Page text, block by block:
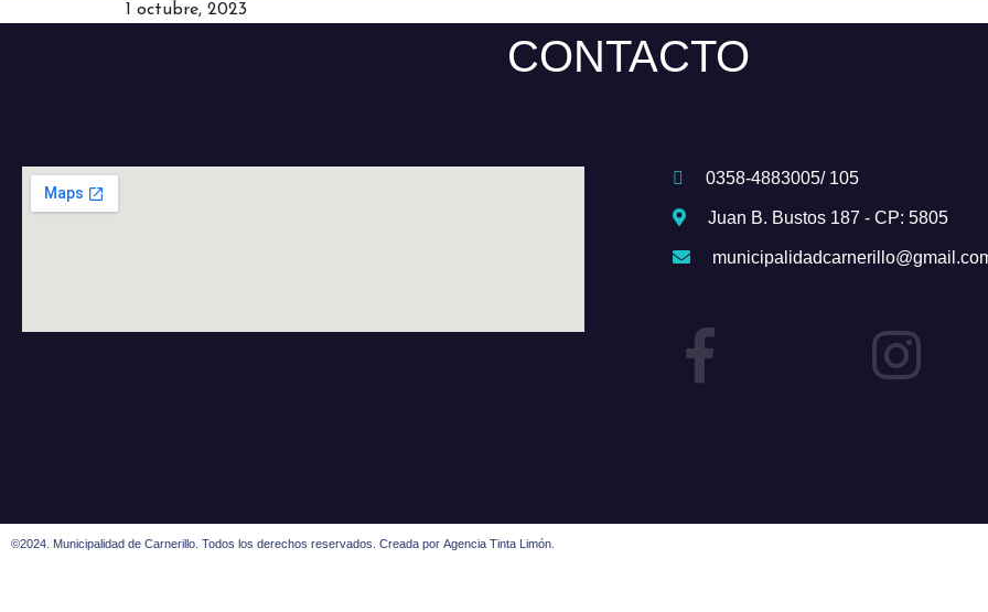
1 octubre, 2023
CONTACTO
0358-4883005/ 105
Juan B. Bustos 187 - CP: 5805
©2024. Municipalidad de Carnerillo. Todos los derechos reservados. Creada por Agencia Tinta Limón.